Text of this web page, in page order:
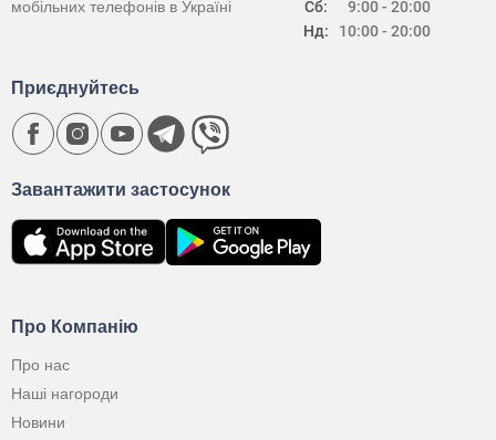
Сб:
Нд:
9:00 - 20:00
10:00 - 20:00
мобільних телефонів в Україні
Про Компанію
Про нас
Наші нагороди
Новини
Завантажити застосунок
Приєднуйтесь